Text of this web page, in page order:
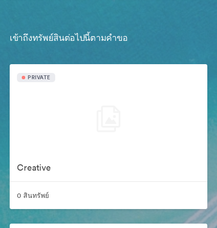
เข้าถึงทรัพย์สินต่อไปนี้ตามคำขอ
PRIVATE
Creative
0 สินทรัพย์